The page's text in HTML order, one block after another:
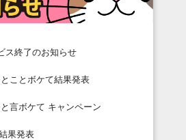
ス終了のお知らせ
ことボケて結果発表
言ボケて キャンペーン
果発表